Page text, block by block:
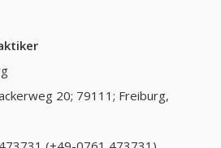
20; 79111; Freiburg,